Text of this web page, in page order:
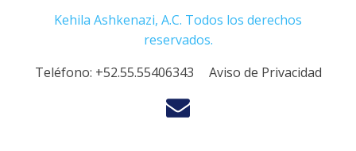
Kehila Ashkenazi, A.C. Todos los derechos
reservados.
Teléfono: +52.55.55406343 Aviso de Privacidad